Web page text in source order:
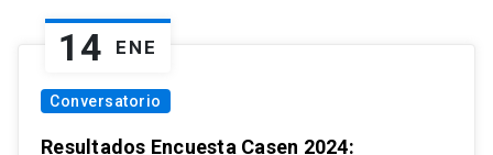
14 ENE
Conversatorio
Resultados Encuesta Casen 2024: